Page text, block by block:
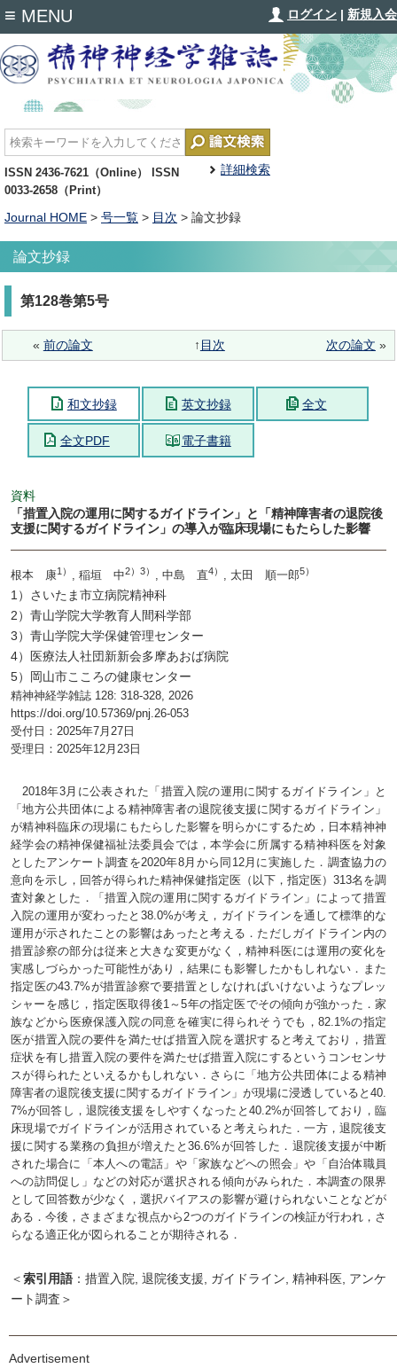
ログイン | 新規入会
詳細検索
ISSN 2436-7621（Online） ISSN
0033-2658（Print）
≡ MENU
Journal HOME > 号一覧 > 目次 > 論文抄録
論文抄録
第128巻第5号
« 前の論文 ↑ 目次 次の論文 »
和文抄録 英文抄録 全文
全文PDF 電子書籍
資料
「措置入院の運用に関するガイドライン」と「精神障害者の退院後
支援に関するガイドライン」の導入が臨床現場にもたらした影響
根本 康1） , 稲垣 中2）3） , 中島 直4） , 太田 順一郎5）
1）さいたま市立病院精神科
2）青山学院大学教育人間科学部
3）青山学院大学保健管理センター
4）医療法人社団新新会多摩あおば病院
5）岡山市こころの健康センター
精神神経学雑誌 128: 318-328, 2026
https://doi.org/10.57369/pnj.26-053
受付日：2025年7月27日
受理日：2025年12月23日
2018年3月に公表された「措置入院の運用に関するガイドライン」と
「地方公共団体による精神障害者の退院後支援に関するガイドライン」
が精神科臨床の現場にもたらした影響を明らかにするため，日本精神神
経学会の精神保健福祉法委員会では，本学会に所属する精神科医を対象
としたアンケート調査を2020年8月から同12月に実施した．調査協力の
意向を示し，回答が得られた精神保健指定医（以下，指定医）313名を調
査対象とした．「措置入院の運用に関するガイドライン」によって措置
入院の運用が変わったと38.0%が考え，ガイドラインを通して標準的な
運用が示されたことの影響はあったと考える．ただしガイドライン内の
措置診察の部分は従来と大きな変更がなく，精神科医には運用の変化を
実感しづらかった可能性があり，結果にも影響したかもしれない．また
指定医の43.7%が措置診察で要措置としなければいけないようなプレッ
シャーを感じ，指定医取得後1～5年の指定医でその傾向が強かった．家
族などから医療保護入院の同意を確実に得られそうでも，82.1%の指定
医が措置入院の要件を満たせば措置入院を選択すると考えており，措置
症状を有し措置入院の要件を満たせば措置入院にするというコンセンサ
スが得られたといえるかもしれない．さらに「地方公共団体による精神
障害者の退院後支援に関するガイドライン」が現場に浸透していると40.
7%が回答し，退院後支援をしやすくなったと40.2%が回答しており，臨
床現場でガイドラインが活用されていると考えられた．一方，退院後支
援に関する業務の負担が増えたと36.6%が回答した．退院後支援が中断
された場合に「本人への電話」や「家族などへの照会」や「自治体職員
への訪問促し」などの対応が選択される傾向がみられた．本調査の限界
として回答数が少なく，選択バイアスの影響が避けられないことなどが
ある．今後，さまざまな視点から2つのガイドラインの検証が行われ，さ
らなる適正化が図られることが期待される．
＜索引用語 ：措置入院, 退院後支援, ガイドライン, 精神科医, アンケ
ート調査＞
Advertisement